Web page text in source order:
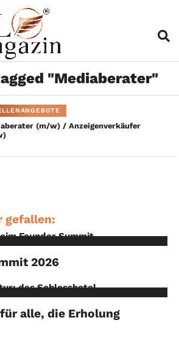
"Mediaberater"
(m/w) / Anzeigenverkäufer
gefallen:
2026
alle, die Erholung